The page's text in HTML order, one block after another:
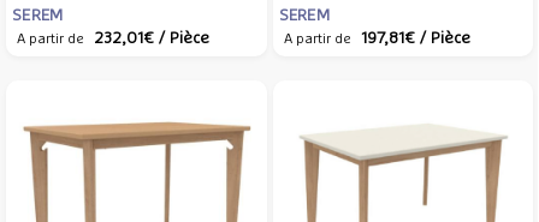
et piètement variables
SEREM
A partir de 232,01€ / Pièce
et piètement variables
SEREM
A partir de 197,81€ / Pièce